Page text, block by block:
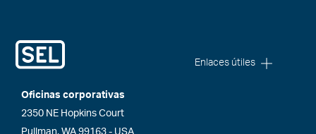
Enlaces útiles
Oficinas corporativas
2350 NE Hopkins Court
Pullman, WA 99163 - USA